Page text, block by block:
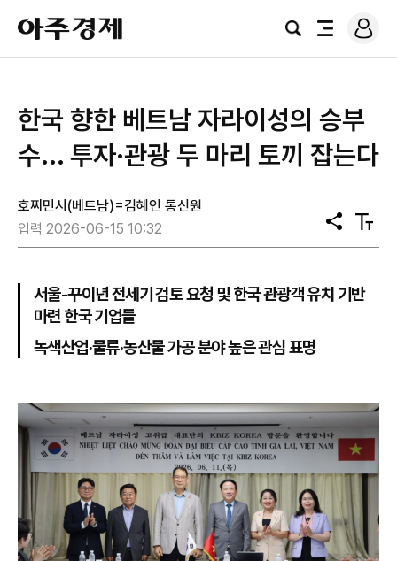
아
주
경
검
전
로
그
한국 향한 베트남 자라이성의 승부
수... 투자·관광 두 마리 토끼 잡는다
호찌민시(베트남)=김혜인 통신원
입력 2026-06-15 10:32
공
유
텍
스
기
서울-꾸이년 전세기 검토 요청 및 한국 관광객 유치 기반
마련 한국 기업들
녹색산업·물류·농산물 가공 분야 높은 관심 표명